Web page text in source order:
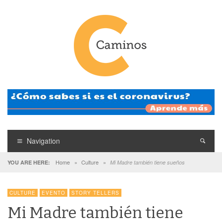
Navigation
YOU ARE HERE: Home » Culture » Mi Madre también tiene sueños
CULTURE EVENTO STORY TELLERS
Mi Madre también tiene